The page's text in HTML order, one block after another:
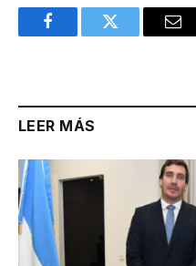
FacebookTwitter
LEER MÁS